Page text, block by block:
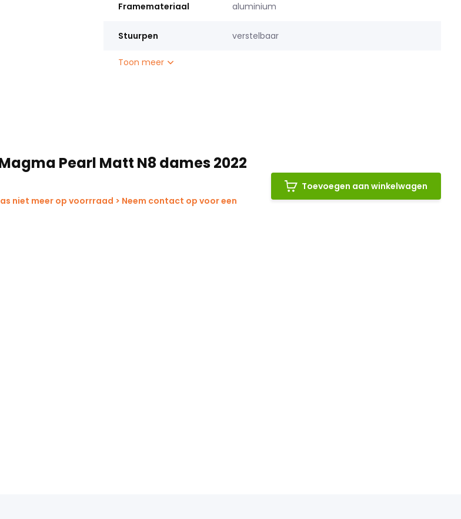
Framemateriaal aluminium
Stuurpen verstelbaar
Toon meer
Pearl Matt N8 dames 2022
niet meer op voorrraad > Neem contact op voor een
Toevoegen aan winkelwagen